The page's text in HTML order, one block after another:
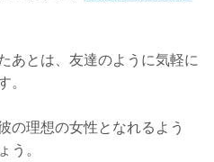
あとは、友達のように気軽に
の理想の女性となれるよう
。